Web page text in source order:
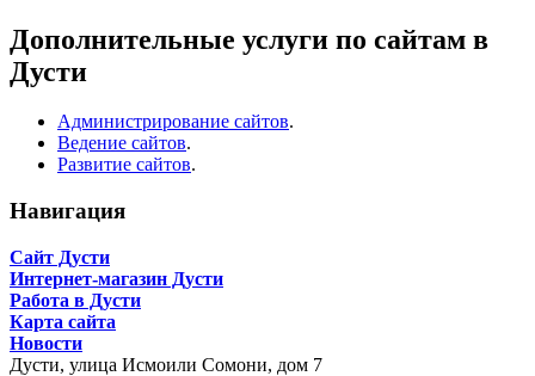
Дополнительные услуги по сайтам в
Дусти
Администрирование сайтов.
Ведение сайтов.
Развитие сайтов.
Навигация
Сайт Дусти
Интернет-магазин Дусти
Работа в Дусти
Карта сайта
Новости
Дусти, улица Исмоили Сомони, дом 7